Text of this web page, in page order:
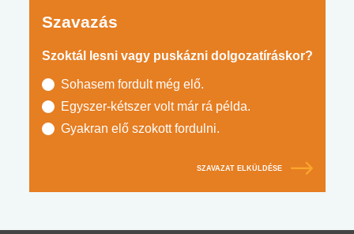
Szavazás
Szoktál lesni vagy puskázni dolgozatíráskor?
Sohasem fordult még elő.
Egyszer-kétszer volt már rá példa.
Gyakran elő szokott fordulni.
SZAVAZAT ELKÜLDÉSE